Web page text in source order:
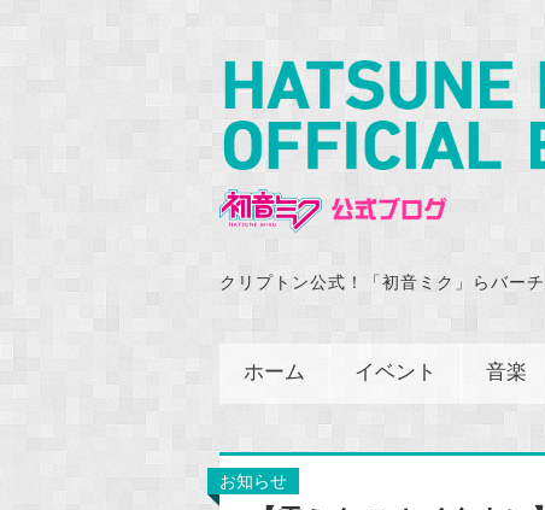
クリプトン公式！「初音ミク」らバー
ホーム イベント 音楽
お知らせ